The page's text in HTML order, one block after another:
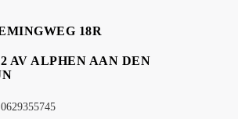
18R
AV ALPHEN AAN DEN